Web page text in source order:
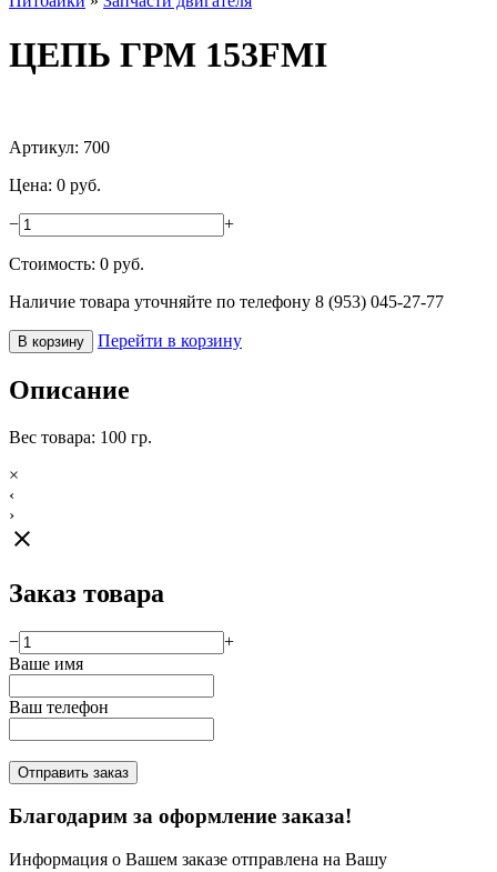
ЦЕПЬ ГРМ 153FMI
Артикул: 700
Цена: 0 руб.
− +
Стоимость: 0 руб.
Наличие товара уточняйте по телефону 8 (953) 045-27-77
В корзину Перейти в корзину
Описание
Вес товара: 100 гр.
×
‹
›
close
Заказ товара
−
+
Ваше имя
Ваш телефон
Отправить заказ
Благодарим за оформление заказа!
Информация о Вашем заказе отправлена на Вашу